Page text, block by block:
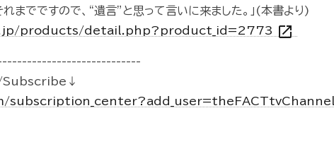
までですので、“遺言”と思って言いに来ました。」(本書より)
products/detail.php?product_id=2773
open_in_new
/Subscribe↓